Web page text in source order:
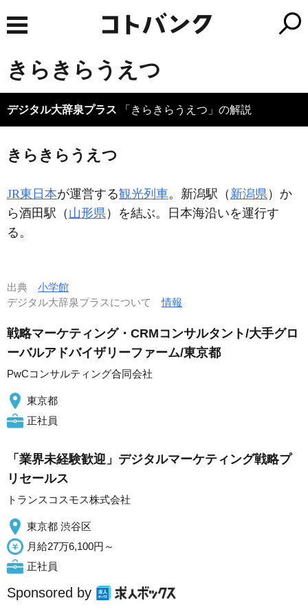
きらきらうえつ
デジタル大辞泉プラス 「きらきらうえつ」の解説
きらきらうえつ
JR東日本が運営する観光列車。新潟駅（ 新潟県）か
ら酒田駅（ 山形県）を結ぶ。日本海沿いを運行す
る。
出典 小学館
デジタル大辞泉プラスについて情報
戦略マーケティング・CRMコンサルタント/大手グロ
ーバルアドバイザリーファーム/東京都
PwCコンサルティング合同会社
東京都
正社員
「業界未経験歓迎」デジタルマーケティング戦略プ
リセールス
トランスコスモス株式会社
東京都 渋谷区
月給27万6,100円～
正社員
Sponsored by